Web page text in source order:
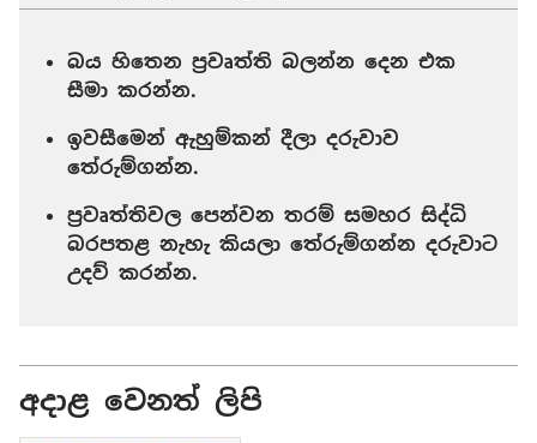
බය හිතෙන ප්‍රවෘත්ති බලන්න දෙන එක
සීමා කරන්න.
ඉවසීමෙන් ඇහුම්කන් දීලා දරුවාව
තේරුම්ගන්න.
ප්‍රවෘත්තිවල පෙන්වන තරම් සමහර සිද්ධි
බරපතළ නැහැ කියලා තේරුම්ගන්න දරුවාට
උදව් කරන්න.
අදාළ වෙනත් ලිපි